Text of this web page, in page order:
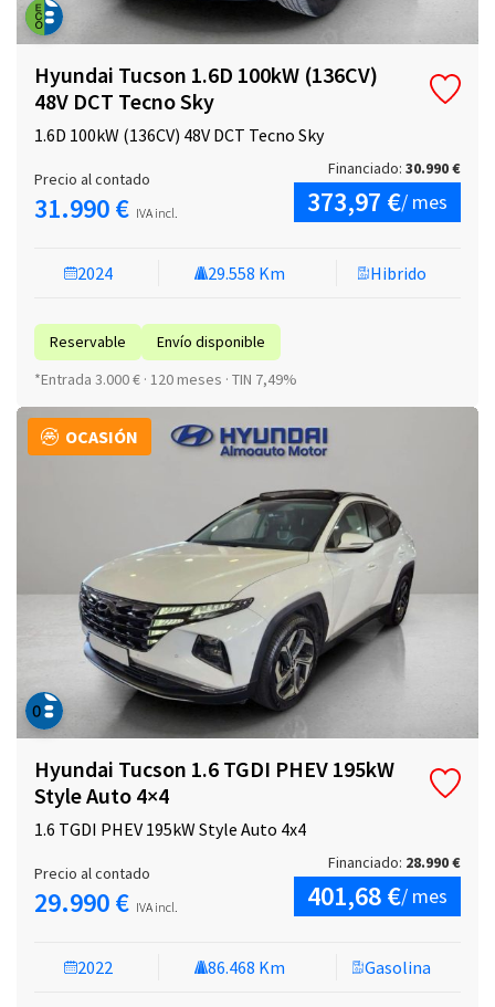
Hyundai Tucson 1.6D 100kW (136CV)
48V DCT Tecno Sky
1.6D 100kW (136CV) 48V DCT Tecno Sky
2024 29.558 Km Hibrido
Reservable
Envío disponible
*Entrada 3.000 € · 120 meses · TIN 7,49%
Precio al contado
31.990 € IVA incl.
Financiado: 30.990 €
373,97 €/ mes
OCASIÓN
Hyundai Tucson 1.6 TGDI PHEV 195kW
Style Auto 4×4
1.6 TGDI PHEV 195kW Style Auto 4x4
2022 86.468 Km Gasolina
Precio al contado
29.990 € IVA incl.
Financiado: 28.990 €
401,68 €/ mes